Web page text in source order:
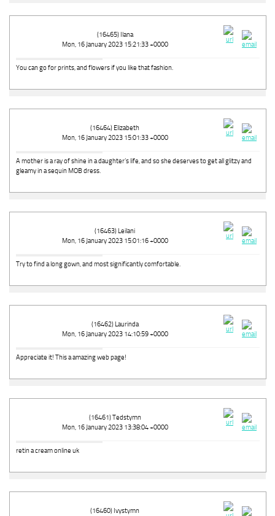
(16465) Ilana
Mon, 16 January 2023 15:21:33 +0000
You can go for prints, and flowers if you like that fashion.
(16464) Elizabeth
Mon, 16 January 2023 15:01:33 +0000
A mother is a ray of shine in a daughter’s life, and so she deserves to get all glitzy and
gleamy in a sequin MOB dress.
(16463) Leilani
Mon, 16 January 2023 15:01:16 +0000
Try to find a long gown, and most significantly comfortable.
(16462) Laurinda
Mon, 16 January 2023 14:10:59 +0000
Appreciate it! This a amazing web page!
(16461) Tedstymn
Mon, 16 January 2023 13:38:04 +0000
retin a cream online uk
(16460) Ivystymn